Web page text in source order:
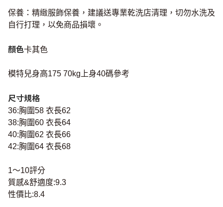
保養：精緻服飾保養，建議送專業乾洗店清理，切勿水洗及
自行打理，以免商品損壞。
顏色卡其色
模特兒身高175 70kg上身40碼參考
尺寸規格
36:胸圍58 衣長62
38:胸圍60 衣長64
40:胸圍62 衣長66
42:胸圍64 衣長68
1～10評分
質感&舒適度:9.3
性價比:8.4